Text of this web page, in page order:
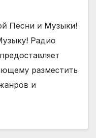
Песни и Музыки!
Радио
разместить
и